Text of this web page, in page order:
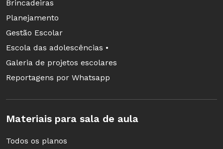
Brincadeiras
Planejamento
Gestão Escolar
Escola das adolescências •
Galeria de projetos escolares
Reportagens por Whatsapp
Materiais para sala de aula
Todos os planos